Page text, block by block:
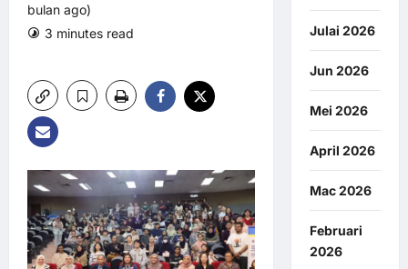
bulan ago)
3 minutes read
Julai 2026
Jun 2026
Mei 2026
April 2026
Mac 2026
Februari
2026